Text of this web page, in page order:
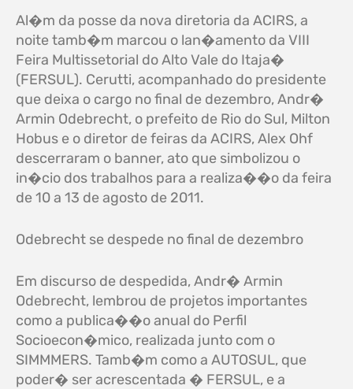
Al�m da posse da nova diretoria da ACIRS, a
noite tamb�m marcou o lan�amento da VIII
Feira Multissetorial do Alto Vale do Itaja�
(FERSUL). Cerutti, acompanhado do presidente
que deixa o cargo no final de dezembro, Andr�
Armin Odebrecht, o prefeito de Rio do Sul, Milton
Hobus e o diretor de feiras da ACIRS, Alex Ohf
descerraram o banner, ato que simbolizou o
in�cio dos trabalhos para a realiza��o da feira
de 10 a 13 de agosto de 2011.
Odebrecht se despede no final de dezembro
Em discurso de despedida, Andr� Armin
Odebrecht, lembrou de projetos importantes
como a publica��o anual do Perfil
Socioecon�mico, realizada junto com o
SIMMMERS. Tamb�m como a AUTOSUL, que
poder� ser acrescentada � FERSUL, e a